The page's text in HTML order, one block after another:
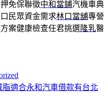
免保聯徵中和當鋪汽機車典
民眾資金需求林口當舖專營
案健康檢查任君挑選隆乳醫
適合永和汽車借款有台北